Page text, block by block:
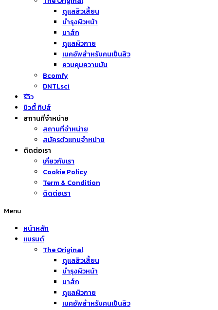
ดูแลสิวเสี้ยน
บำรุงผิวหน้า
มาส์ก
ดูแลผิวกาย
เมคอัพสำหรับคนเป็นสิว
ควบคุมความมัน
Bcomfy
DNTLsci
รีวิว
บิวตี้ ทิปส์
สถานที่จำหน่าย
สถานที่จำหน่าย
สมัครตัวแทนจำหน่าย
ติดต่อเรา
เกี่ยวกับเรา
Cookie Policy
Term & Condition
ติดต่อเรา
Menu
หน้าหลัก
แบรนด์
The Original
ดูแลสิวเสี้ยน
บำรุงผิวหน้า
มาส์ก
ดูแลผิวกาย
เมคอัพสำหรับคนเป็นสิว